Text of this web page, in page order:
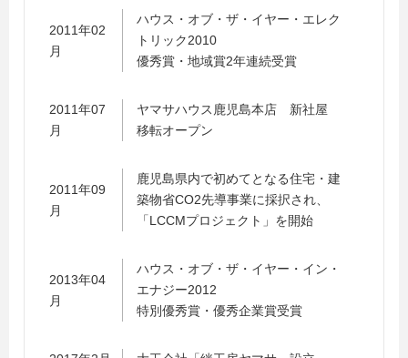
2011年02
月
ハウス・オブ・ザ・イヤー・エレク
トリック2010
優秀賞・地域賞2年連続受賞
2011年07
月
ヤマサハウス鹿児島本店 新社屋
移転オープン
2011年09
月
鹿児島県内で初めてとなる住宅・建
築物省CO2先導事業に採択され、
「LCCMプロジェクト」を開始
2013年04
月
ハウス・オブ・ザ・イヤー・イン・
エナジー2012
特別優秀賞・優秀企業賞受賞